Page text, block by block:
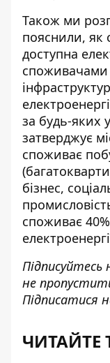
Також ми
пояснили, як
доступна
споживачами
за будь-яких
затверджує
споживає
бізнес,
споживає
не
Підписатися
ЧИТАЙТЕ